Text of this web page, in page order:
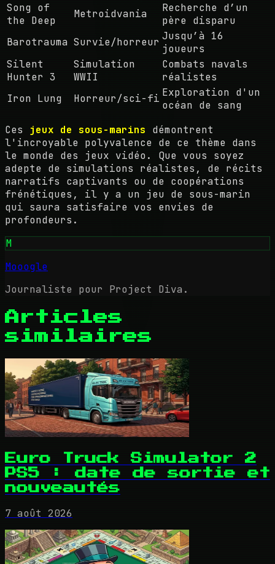
Song of
the Deep
Metroidvania
Recherche d’un
père disparu
Barotrauma Survie/horreur Jusqu’à 16
joueurs
Silent
Hunter 3
Simulation
WWII
Combats navals
réalistes
Iron Lung
Horreur/sci-fi Exploration d'un
océan de sang
Ces jeux de sous-marins démontrent
l'incroyable polyvalence de ce thème dans
le monde des jeux vidéo. Que vous soyez
adepte de simulations réalistes, de récits
narratifs captivants ou de coopérations
frénétiques, il y a un jeu de sous-marin
qui saura satisfaire vos envies de
profondeurs.
M
Mooogle
Journaliste pour Project Diva.
Articles
similaires
Euro Truck Simulator 2
PS5 : date de sortie et
nouveautés
7 août 2026